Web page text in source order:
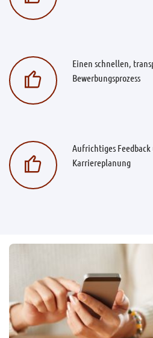
Einen schnellen,
Bewerbungsprozess
Aufrichtiges
Karriereplanung